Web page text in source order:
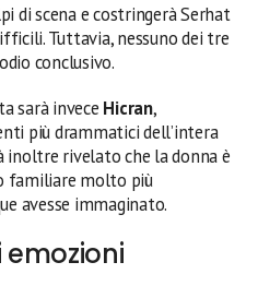
di scena e costringerà Serhat
Tuttavia, nessuno dei tre
conclusivo.
sarà invece Hicran,
più drammatici dell’intera
inoltre rivelato che la donna è
familiare molto più
avesse immaginato.
emozioni